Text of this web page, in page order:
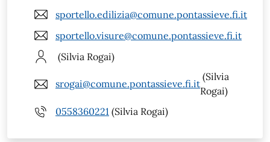
sportello.edilizia@comune.pontassieve.fi.it
sportello.visure@comune.pontassieve.fi.it
(Silvia Rogai)
srogai@comune.pontassieve.fi.it
(Silvia
Rogai)
0558360221 (Silvia Rogai)